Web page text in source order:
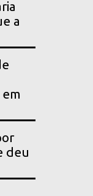
a
deu